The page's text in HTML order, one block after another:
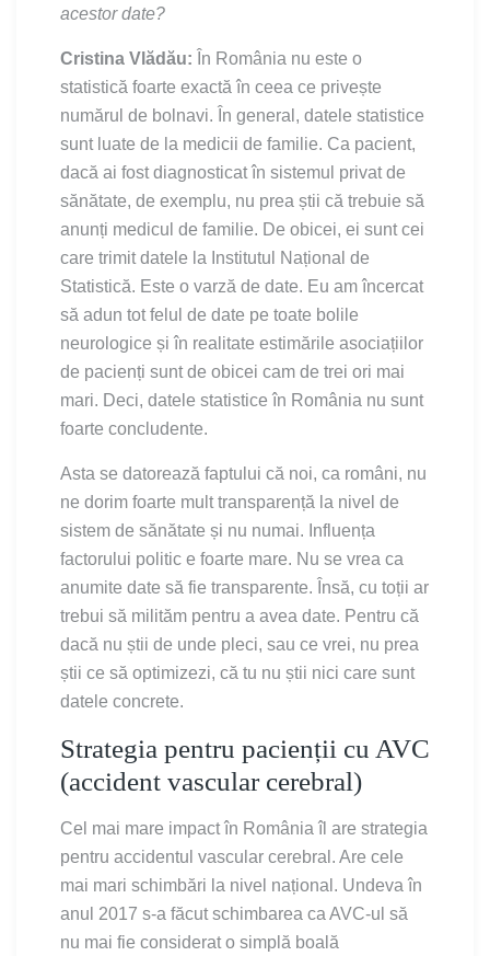
acestor date?
Cristina Vlădău: În România nu este o
statistică foarte exactă în ceea ce privește
numărul de bolnavi. În general, datele statistice
sunt luate de la medicii de familie. Ca pacient,
dacă ai fost diagnosticat în sistemul privat de
sănătate, de exemplu, nu prea știi că trebuie să
anunți medicul de familie. De obicei, ei sunt cei
care trimit datele la Institutul Național de
Statistică. Este o varză de date. Eu am încercat
să adun tot felul de date pe toate bolile
neurologice și în realitate estimările asociațiilor
de pacienți sunt de obicei cam de trei ori mai
mari. Deci, datele statistice în România nu sunt
foarte concludente.
Asta se datorează faptului că noi, ca români, nu
ne dorim foarte mult transparență la nivel de
sistem de sănătate și nu numai. Influența
factorului politic e foarte mare. Nu se vrea ca
anumite date să fie transparente. Însă, cu toții ar
trebui să milităm pentru a avea date. Pentru că
dacă nu știi de unde pleci, sau ce vrei, nu prea
știi ce să optimizezi, că tu nu știi nici care sunt
datele concrete.
Strategia pentru pacienții cu AVC
(accident vascular cerebral)
Cel mai mare impact în România îl are strategia
pentru accidentul vascular cerebral. Are cele
mai mari schimbări la nivel național. Undeva în
anul 2017 s-a făcut schimbarea ca AVC-ul să
nu mai fie considerat o simplă boală